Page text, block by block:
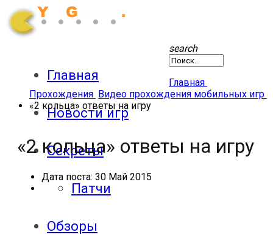
Главная
Новости игр
Секреты
Патчи
Обзоры
search
Главная
Прохождения Видео прохождения мобильных игр
«2 кольца» ответы на игру
«2 кольца» ответы на игру
Дата поста: 30 Май 2015